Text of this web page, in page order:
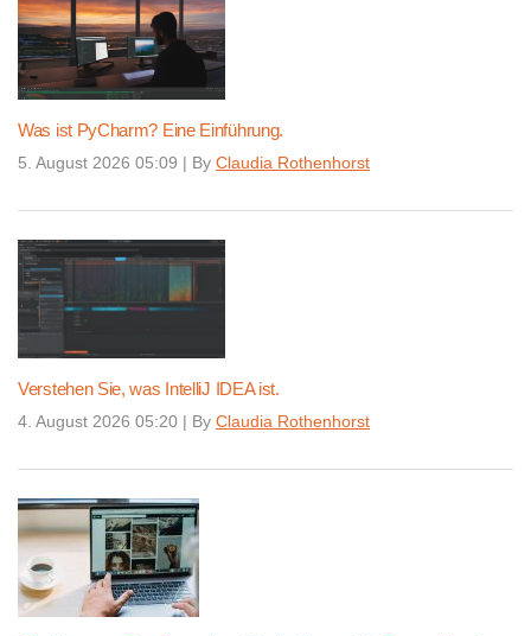
Was ist PyCharm? Eine Einführung.
5. August 2026 05:09 | By Claudia Rothenhorst
Verstehen Sie, was IntelliJ IDEA ist.
4. August 2026 05:20 | By Claudia Rothenhorst